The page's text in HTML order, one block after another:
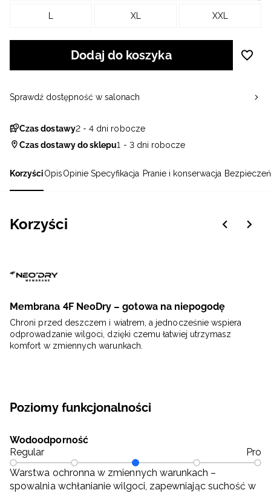
KorzyściOpisOpinie Specyfikacja Pranie i konserwacja
Korzyści
Membrana 4F NeoDry – gotowa na niepogodę
Chroni przed deszczem i wiatrem, a jednocześnie wspiera
odprowadzanie wilgoci, dzięki czemu łatwiej utrzymasz
komfort w zmiennych warunkach.
Poziomy funkcjonalności
Wodoodporność
Regular
Pro
Warstwa ochronna w zmiennych warunkach –
spowalnia wchłanianie wilgoci, zapewniając suchość w
L XL XXL
Dodaj do koszyka
Czas dostawy2 - 4 dni robocze
Czas dostawy do sklepu1 - 3 dni robocze
Sprawdź dostępność w salonach